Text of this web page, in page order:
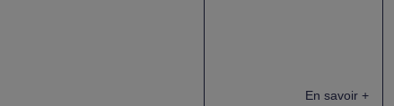
En savoir +